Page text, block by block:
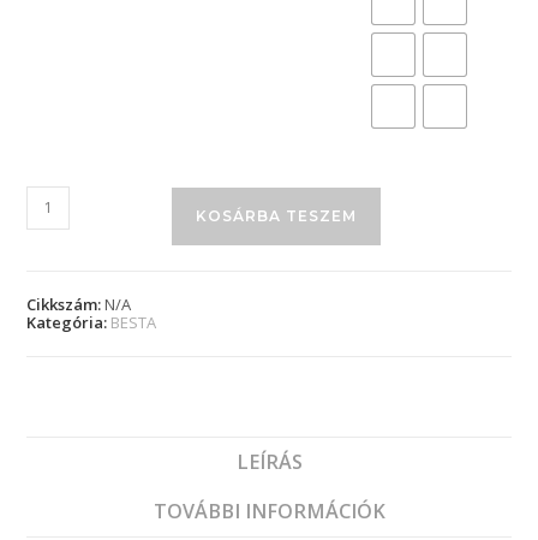
KOSÁRBA TESZEM
Cikkszám:N/A
Kategória: BESTA
LEÍRÁS
TOVÁBBI INFORMÁCIÓK